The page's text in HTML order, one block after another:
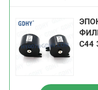
C44